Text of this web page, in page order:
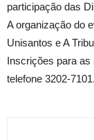
participação das
A organização do
Unisantos e A
Inscrições para
telefone 3202-7101.